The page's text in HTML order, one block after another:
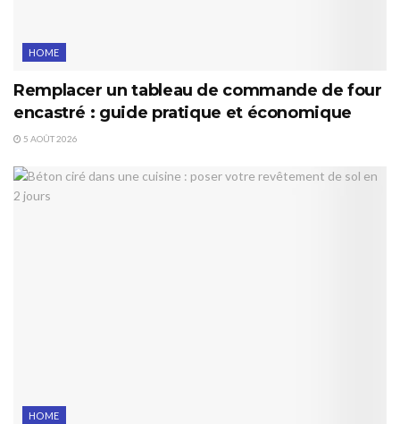
HOME
Remplacer un tableau de commande de four
encastré : guide pratique et économique
5 AOÛT 2026
HOME